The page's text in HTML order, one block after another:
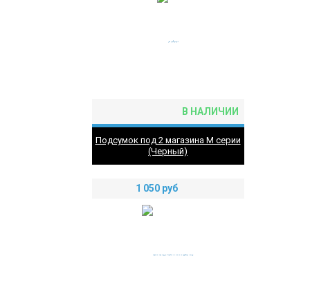
В НАЛИЧИИ
Подсумок под 2 магазина М серии
(Черный)
1 050 руб